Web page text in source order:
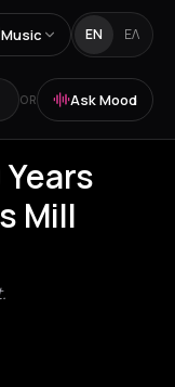
Music EN ΕΛ
OR Ask Mood
Mill